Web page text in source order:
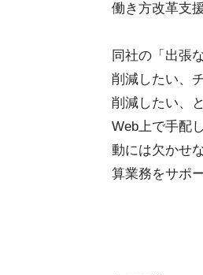
働き方改革支
同社の「出張
削減したい、
削減したい、
Web上で手配
動には欠かせ
算業務をサポ